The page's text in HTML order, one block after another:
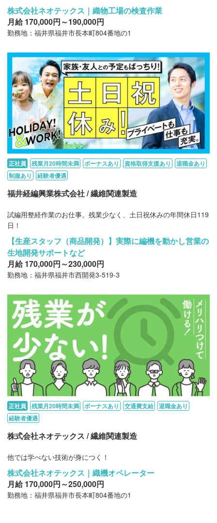
株式会社ネオテックス｜織物工場の検査作業
月給 170,000円～190,000円
勤務地：福井県福井市長本町804番地の1
正社員 残業月20時間未満 ボーナスあり 資格取得支援あり
退職金あり
制服あり
経験者優遇
福井経編興業株式会社 / 繊維関連製造
試編用整経作業のお仕事。残業少なく、土日祝休みの年間休日119
日！
【生産スタッフ（商品開発）】実際に編機を動かし営業の
生地開発サポートなど
月給 170,000円～230,000円
勤務地：福井県福井市西開発3-519-3
正社員 残業月20時間未満 ボーナスあり 交通費支給
退職金あり
経験者優遇
株式会社ネオテックス / 繊維関連製造
他では学べない技術が身につく！
株式会社ネオテックス｜織機オペレーター
月給 170,000円～250,000円
勤務地：福井県福井市長本町804番地の1